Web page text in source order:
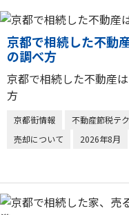
京都で相続した不動
の調べ方
京都で相続した不動産
方
京都街情報 不動産節税テ
売却について
2026年8月